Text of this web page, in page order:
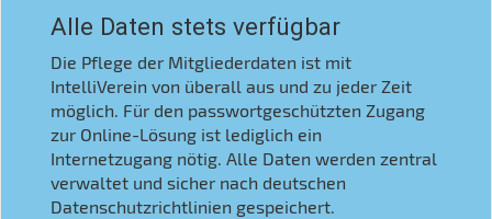
Alle Daten stets verfügbar
Die Pflege der Mitgliederdaten ist mit
IntelliVerein von überall aus und zu jeder Zeit
möglich. Für den passwortgeschützten Zugang
zur Online-Lösung ist lediglich ein
Internetzugang nötig. Alle Daten werden zentral
verwaltet und sicher nach deutschen
Datenschutzrichtlinien gespeichert.